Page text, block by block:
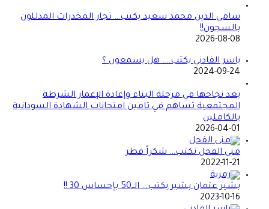
سامي الدين محمد سعيد يكتب… تجار المخدرات المدللون
بالسجون!!
2026-08-08
ياسر الفادني يكتب…. هل يسمعون ؟
2024-09-24
بعد نجاحها في مرحلة البناء وإعادة الإعمار الشرطة
المجتمعية تساهم في تامين امتحانات الشهادة السودانية
بالكاملين
2026-04-01
منى الفحل تكتب… شكراً قطر
2022-11-21
بشير عثمان بشير يكتب… الــ50 بإحساس 30 !!
2023-10-16